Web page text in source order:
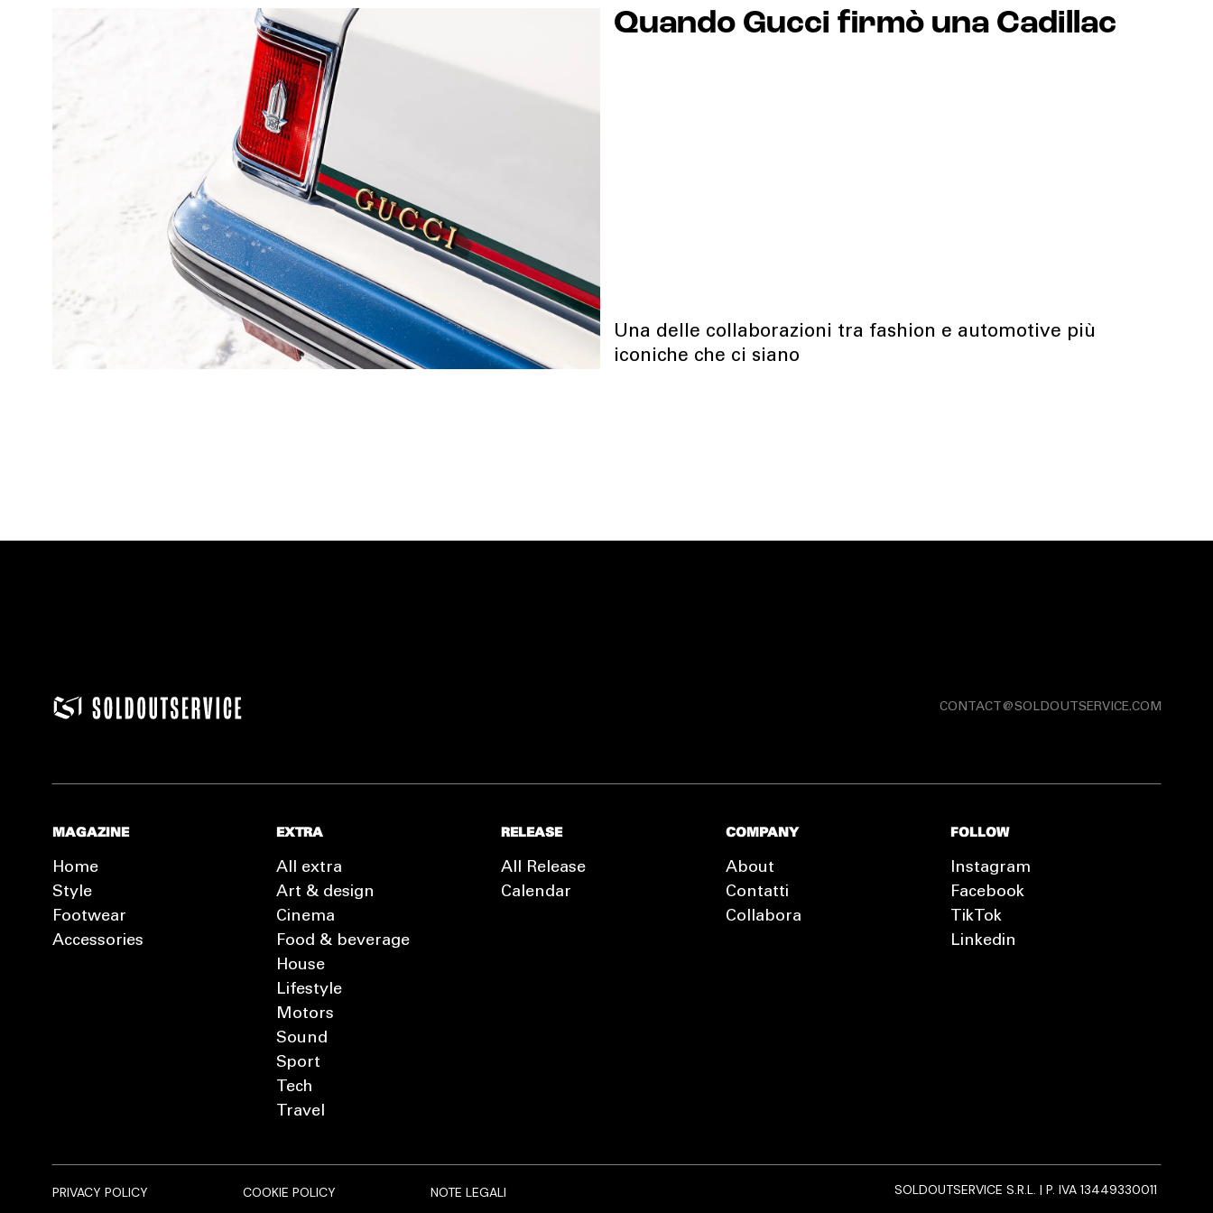
Quando Gucci firmò una Cadillac
Una delle collaborazioni tra fashion e automotive più
iconiche che ci siano
CONTACT@SOLDOUTSERVICE.COM
MAGAZINE
Home
Style
Footwear
Accessories
EXTRA
All extra
Art & design
Cinema
Food & beverage
House
Lifestyle
Motors
Sound
Sport
Tech
Travel
RELEASE
All Release
Calendar
COMPANY
About
Contatti
Collabora
FOLLOW
Instagram
Facebook
TikTok
Linkedin
PRIVACY POLICY COOKIE POLICY NOTE LEGALI SOLDOUTSERVICE S.R.L. | P. IVA 13449330011